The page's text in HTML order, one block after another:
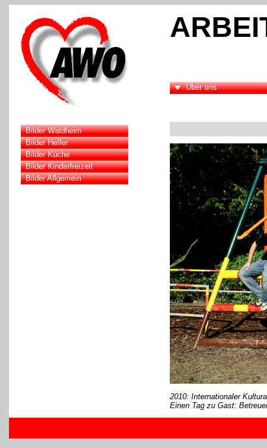
Über uns
Bilder Waldheim
Bilder Helfer
Bilder Küche
Bilder Kinderfreizeit
Bilder Allgemein
2010: Internationaler
Einen Tag zu Gast: